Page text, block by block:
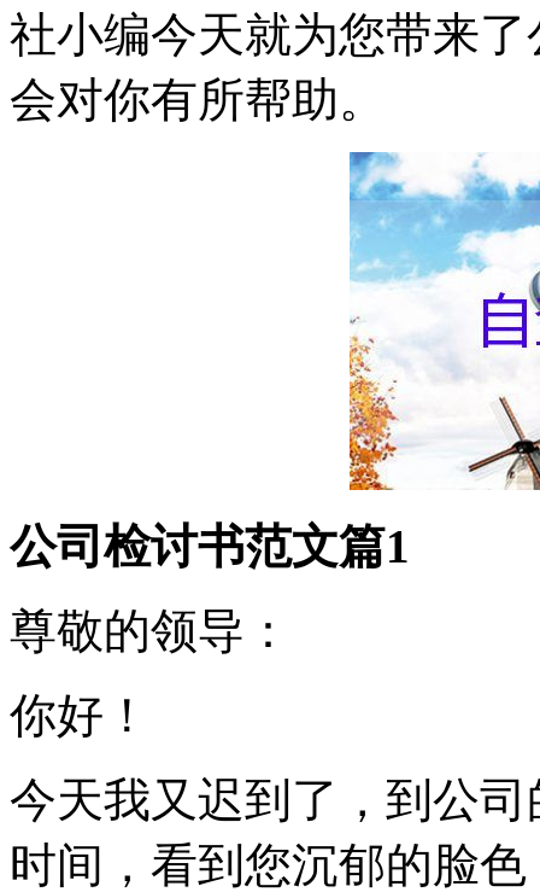
社小编今天就为您带来
会对你有所帮助。
公司检讨书范文篇1
尊敬的领导：
你好！
今天我又迟到了，到公
时间，看到您沉郁的脸